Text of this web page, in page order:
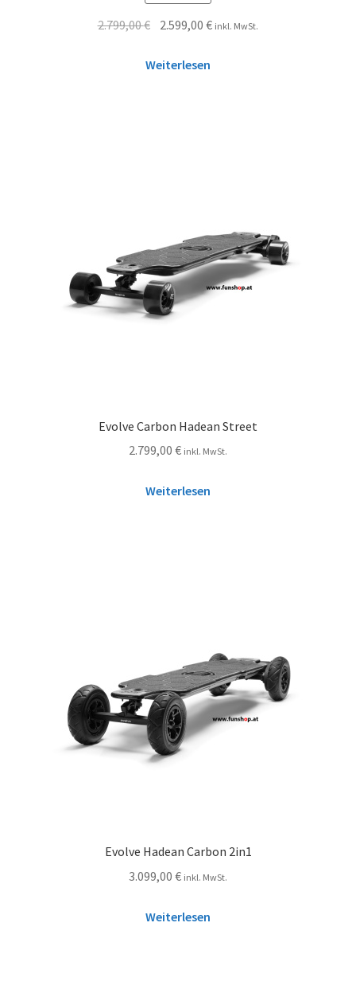
2.799,00€ 2.599,00€ inkl. MwSt.
Weiterlesen
Evolve Carbon Hadean Street
2.799,00 € inkl. MwSt.
Weiterlesen
Evolve Hadean Carbon 2in1
3.099,00 € inkl. MwSt.
Weiterlesen